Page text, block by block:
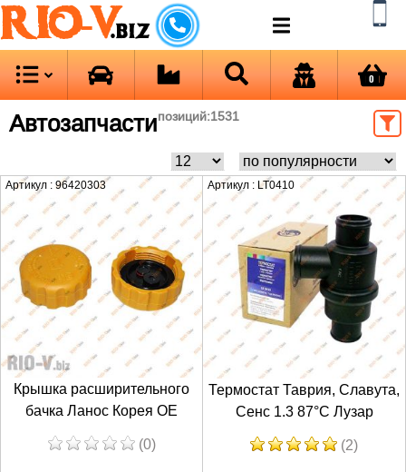
RIO-V.biz
0
Автозапчастипозиций:1531
Артикул : 96420303
Крышка расширительного
бачка Ланос Корея ОЕ
(0)
Артикул : LT0410
Термостат Таврия, Славута,
Сенс 1.3 87°С Лузар
(2)